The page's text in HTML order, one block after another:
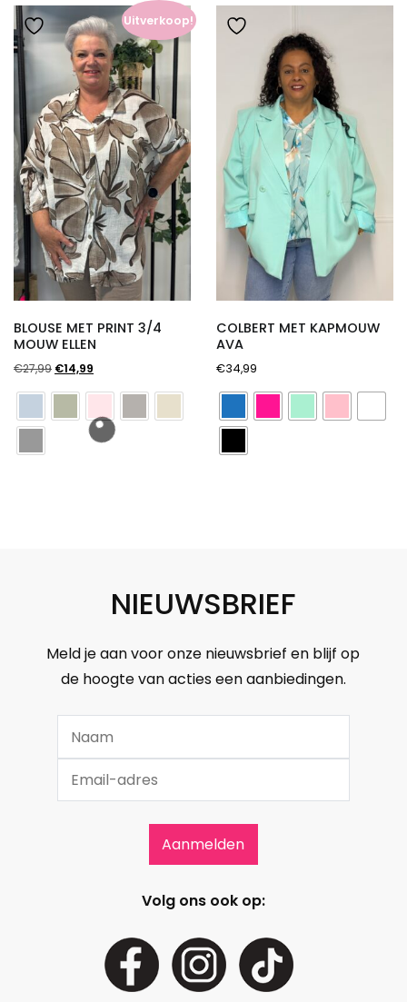
Uitverkoop!
BLOUSE MET PRINT 3/4
MOUW ELLEN
€27,99 Oorspronkelijke
€27,99.
€14,99
€14,99.
COLBERT MET KAPMOUW
AVA
€34,99
NIEUWSBRIEF
Meld je aan voor onze nieuwsbrief en blijf op
de hoogte van acties een aanbiedingen.
Volg ons ook op: